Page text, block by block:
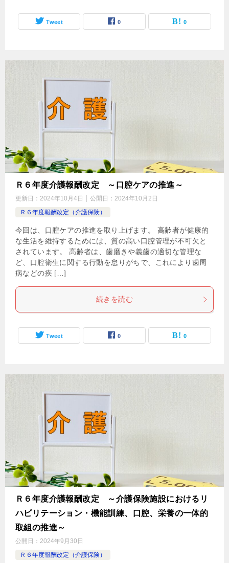
Tweet 0 0
Ｒ６年度介護報酬改定 ～口腔ケアの推進～
更新日： 2024年10月4日 公開日： 2024年10月2日
Ｒ６年度報酬改定（介護保険）
今回は、口腔ケアの推進を取り上げます。 高齢者が健康的
な生活を維持するためには、質の高い口腔管理が不可欠と
されています。 高齢者は、歯磨きや義歯の適切な管理な
ど、口腔衛生に関する行動を怠りがちで、これにより歯周
病などの疾 […]
続きを読む
Tweet 0 0
Ｒ６年度介護報酬改定 ～介護保険施設におけるリ
ハビリテーション・機能訓練、口腔、栄養の一体的
取組の推進～
公開日： 2024年9月30日
Ｒ６年度報酬改定（介護保険）